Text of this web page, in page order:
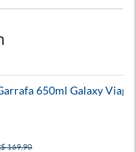
650ml Galaxy
169,90